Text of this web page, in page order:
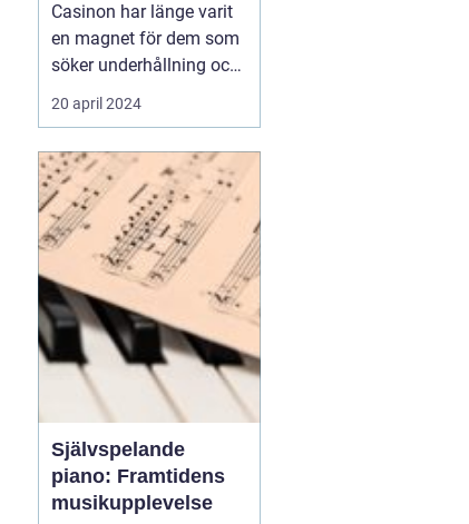
Casinon har länge varit
en magnet för dem som
söker underhållning och
en chans att pröva sin
lycka. Från de glittrande
de virtuella spelen på
internet, erbjuder
casinovärlden en un...
20 april 2024
Självspelande
piano: Framtidens
musikupplevelse